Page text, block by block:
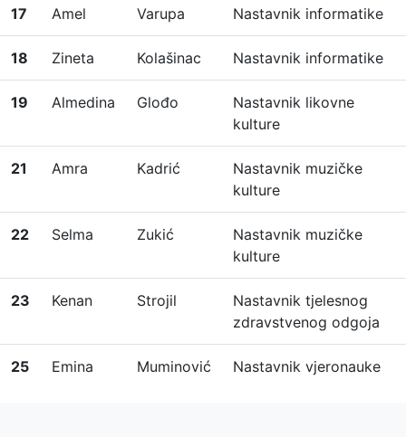
17 Amel Varupa Nastavnik informatike
18 Zineta Kolašinac Nastavnik informatike
19 Almedina Glođo
Nastavnik likovne
kulture
21 Amra Kadrić
Nastavnik muzičke
kulture
22 Selma Zukić
Nastavnik muzičke
kulture
23 Kenan Strojil
Nastavnik tjelesnog
zdravstvenog odgoja
25 Emina Muminović Nastavnik vjeronauke